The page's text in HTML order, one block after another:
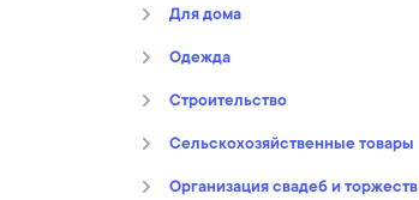
Для дома
Oдежда
Строительство
Сельскохозяйственные товары
Организация свадеб и торжеств